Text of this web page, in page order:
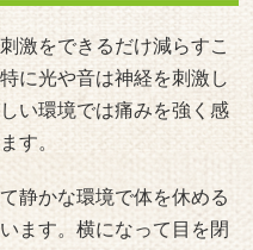
激をできるだけ減らすこ
に光や音は神経を刺激し
い環境では痛みを強く感
す。
静かな環境で体を休める
ます。横になって目を閉